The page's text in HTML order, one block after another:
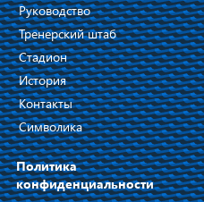
Руководство
Тренерский штаб
Стадион
История
Контакты
Символика
Политика
конфиденциальности